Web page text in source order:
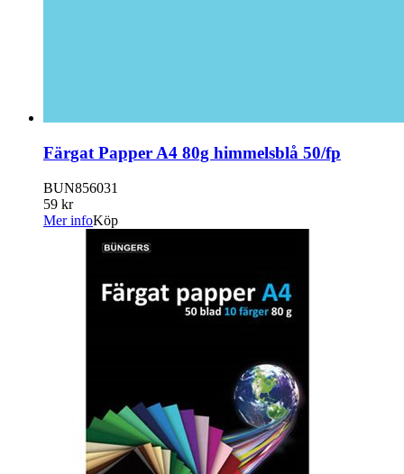
Färgat Papper A4 80g himmelsblå 50/fp
BUN856031
59 kr
Mer infoKöp